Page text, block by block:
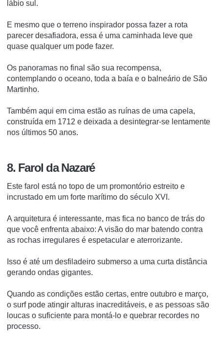
lábio sul.
E mesmo que o terreno inspirador possa fazer a rota
parecer desafiadora, essa é uma caminhada leve que
quase qualquer um pode fazer.
Os panoramas no final são sua recompensa,
contemplando o oceano, toda a baía e o balneário de São
Martinho.
Também aqui em cima estão as ruínas de uma capela,
construída em 1712 e deixada a desintegrar-se lentamente
nos últimos 50 anos.
8. Farol da Nazaré
Este farol está no topo de um promontório estreito e
incrustado em um forte marítimo do século XVI.
A arquitetura é interessante, mas fica no banco de trás do
que você enfrenta abaixo: A visão do mar batendo contra
as rochas irregulares é espetacular e aterrorizante.
Isso é até um desfiladeiro submerso a uma curta distância
gerando ondas gigantes.
Quando as condições estão certas, entre outubro e março,
o surf pode atingir alturas inacreditáveis, e as pessoas são
loucas o suficiente para montá-lo e quebrar recordes no
processo.